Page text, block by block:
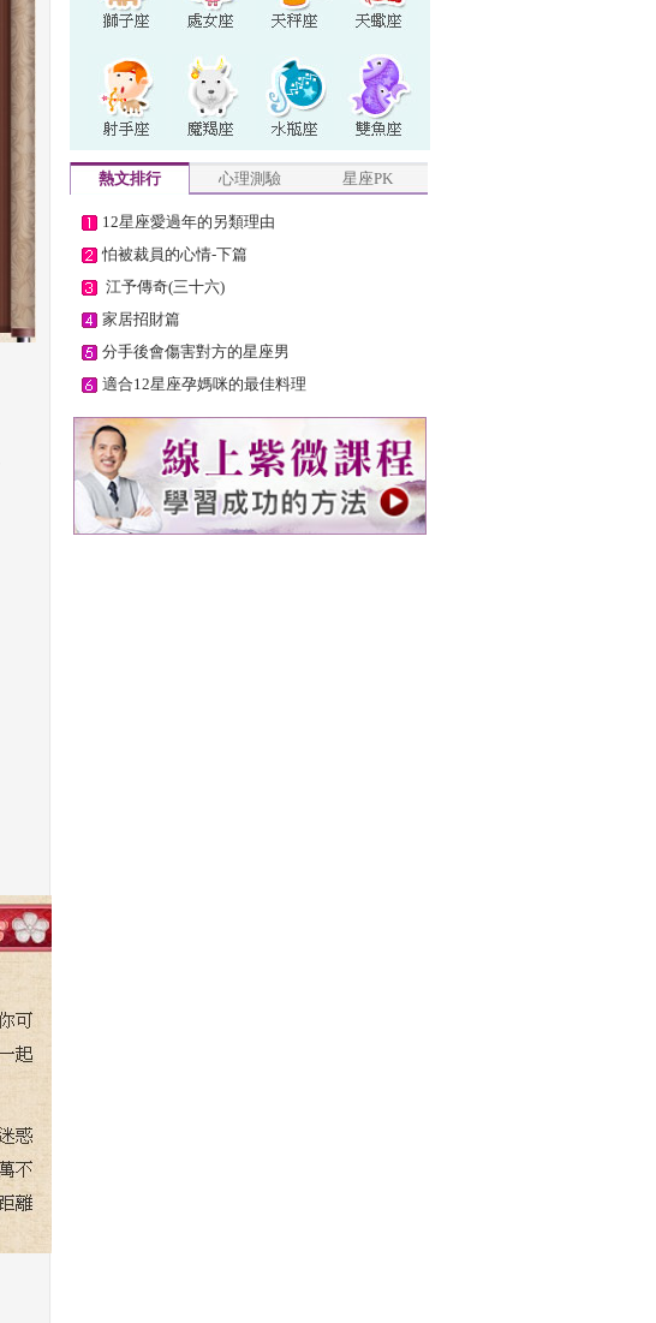
熱文排行 心理測驗 星座PK
12星座愛過年的另類理由
怕被裁員的心情-下篇
江予傳奇(三十六)
家居招財篇
分手後會傷害對方的星座男
適合12星座孕媽咪的最佳料理